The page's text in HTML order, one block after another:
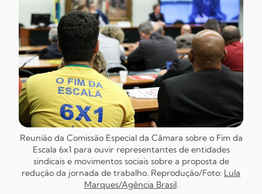
Reunião da Comissão Especial da Câmara sobre o Fim da
Escala 6x1 para ouvir representantes de entidades
sindicais e movimentos sociais sobre a proposta de
redução da jornada de trabalho. Reprodução/Foto: Lula
Marques/Agência Brasil.